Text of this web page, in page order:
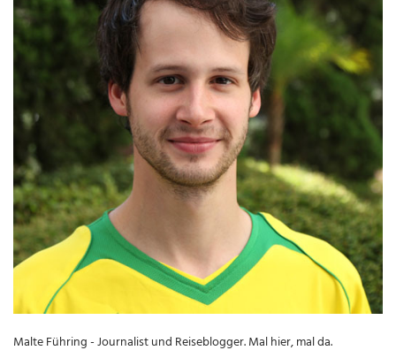
Malte Führing - Journalist und Reiseblogger. Mal hier, mal da.